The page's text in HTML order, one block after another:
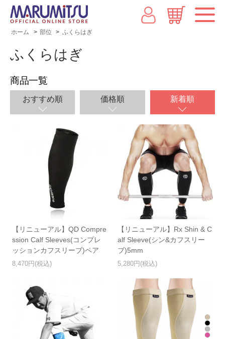
ホーム > 部位 > ふくらはぎ
ふくらはぎ
商品一覧
おすすめ順 価格順 新着順
【リニューアル】QD Compre
ssion Calf Sleeves(コンプレ
ッションカフスリーブ)ペア
8,470円(税込)
【リニューアル】Rx Shin & C
alf Sleeve(シン&カフスリー
ブ)5mm
5,280円(税込)